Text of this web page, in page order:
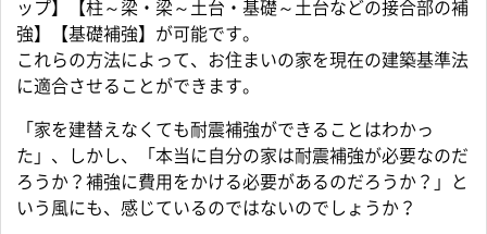
ップ】【柱～梁・梁～土台・基礎～土台などの接合部の補
強】【基礎補強】が可能です。
これらの方法によって、お住まいの家を現在の建築基準法
に適合させることができます。
「家を建替えなくても耐震補強ができることはわかっ
た」、しかし、「本当に自分の家は耐震補強が必要なのだ
ろうか？補強に費用をかける必要があるのだろうか？」と
いう風にも、感じているのではないのでしょうか？